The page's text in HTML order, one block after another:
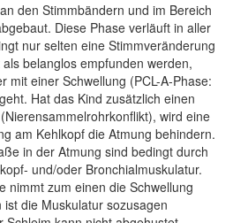
den Stimmbändern und im Bereich
Diese Phase verläuft in aller
nur selten eine Stimmveränderung
belanglos empfunden werden,
mit einer Schwellung (PCL-A-Phase:
Hat das Kind zusätzlich einen
wird eine
am Kehlkopf die Atmung behindern.
in der Atmung sind bedingt durch
und/oder Bronchialmuskulatur.
nimmt zum einen die Schwellung
die Muskulatur sozusagen